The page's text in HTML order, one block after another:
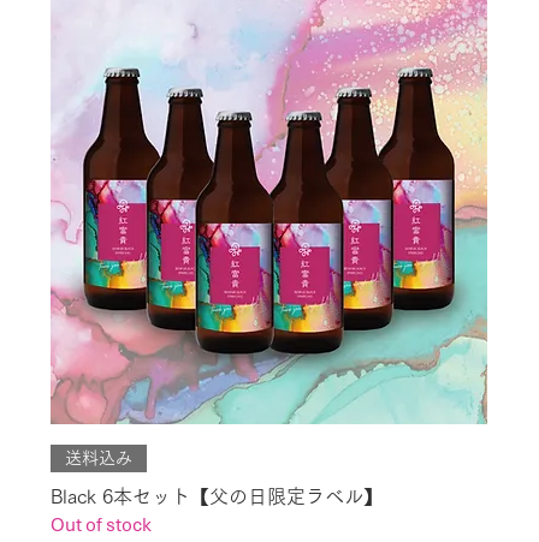
送料込み
Black 6本セット【父の日限定ラベル】
Out of stock